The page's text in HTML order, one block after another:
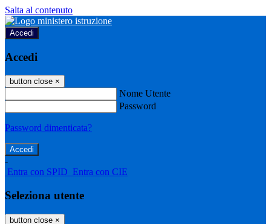
Salta al contenuto
Accedi
Accedi
button close ×
Nome Utente
Password
Password dimenticata?
-
Entra con SPID Entra con CIE
Seleziona utente
button close ×